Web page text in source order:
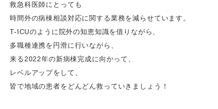
救急科医師にとっても
時間外の病棟相談対応に関する業務を減らせています。
T-ICUのように院外の知恵知識を借りながら、
多職種連携を円滑に行いながら、
来る2022年の新病棟完成に向かって、
レベルアップをして、
皆で地域の患者をどんどん救っていきましょう！